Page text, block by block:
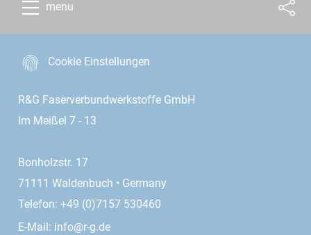
menu
Cookie Einstellungen
R&G Faserverbundwerkstoffe GmbH
Im Meißel 7 - 13
Bonholzstr. 17
71111 Waldenbuch • Germany
Telefon: +49 (0)7157 530460
E-Mail: info@r-g.de